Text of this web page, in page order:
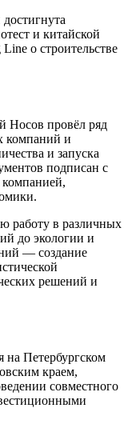
и китайской
о строительстве
Носов провёл ряд
компаний и
и запуска
подписан с
работу в различных
до экологии и
— создание
решений и
на Петербургском
краем,
совместного